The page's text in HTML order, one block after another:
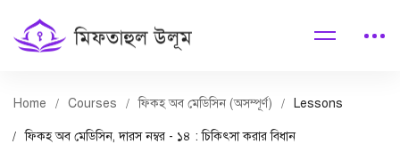
Home Courses ফিকহ অব মেডিসিন (অসম্পূর্ণ) Lessons
ফিকহ অব মেডিসিন, দারস নম্বর - ১৪ : চিকিৎসা করার বিধান